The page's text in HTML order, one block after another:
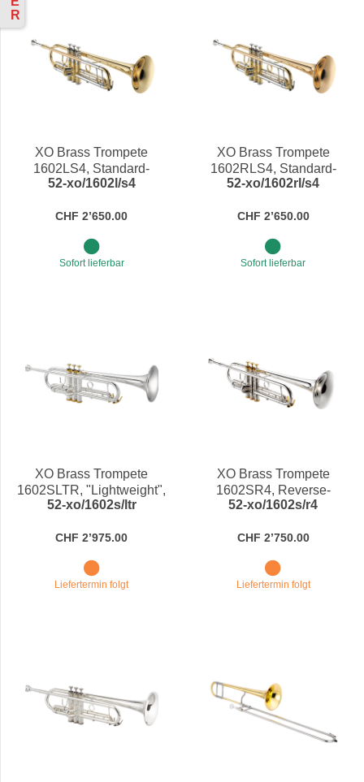
R
XO Brass Trompete
1602LS4, Standard-
Mundrohr Goldmessing, in
52-xo/1602l/s4
CHF 2’650.00
Sofort lieferbar
XO Brass Trompete
1602RLS4, Standard-
Mundrohr & Schallbecher
52-xo/1602rl/s4
CHF 2’650.00
Sofort lieferbar
XO Brass Trompete
1602SLTR, "Lightweight",
Reverse-Mundrohr,
Applikationen in Bb
52-xo/1602s/ltr
CHF 2’975.00
Liefertermin folgt
XO Brass Trompete
1602SR4, Reverse-
Mundrohr, versilbert mit
in Bb
52-xo/1602s/r4
CHF 2’750.00
Liefertermin folgt